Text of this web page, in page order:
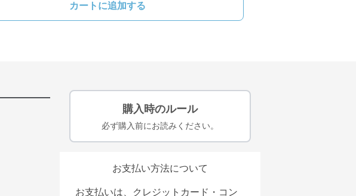
カートに追加する
購入時のルール
必ず購入前にお読みください。
お支払い方法について
お支払いは、クレジットカード・コン